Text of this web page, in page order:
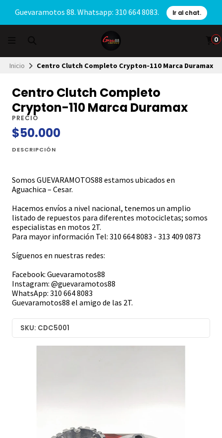
Guevaramotos 88. Whatsapp: 310 664 8083. Ir al chat.
0
Inicio Centro Clutch Completo Crypton-110 Marca Duramax
Centro Clutch Completo
Crypton-110 Marca Duramax
PRECIO
$50.000
DESCRIPCIÓN
Somos GUEVARAMOTOS88 estamos ubicados en
Aguachica – Cesar.
Hacemos envíos a nivel nacional, tenemos un amplio
listado de repuestos para diferentes motocicletas; somos
especialistas en motos 2T.
Para mayor información Tel: 310 664 8083 - 313 409 0873
Síguenos en nuestras redes:
Facebook: Guevaramotos88
Instagram: @guevaramotos88
WhatsApp: 310 664 8083
Guevaramotos88 el amigo de las 2T.
SKU: CDC5001